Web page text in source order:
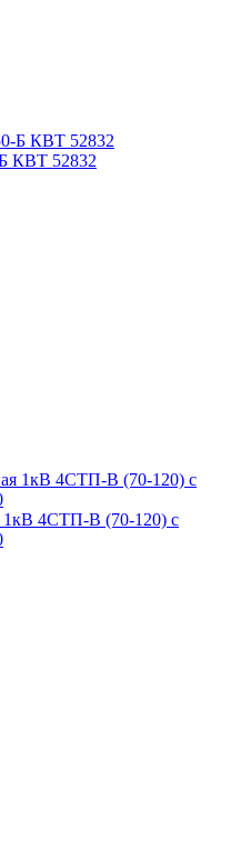
КВТ 52832
1кВ 4СТП-В (70-120) с